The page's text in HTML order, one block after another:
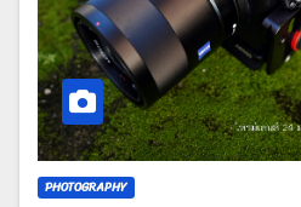
PHOTOGRAPHY